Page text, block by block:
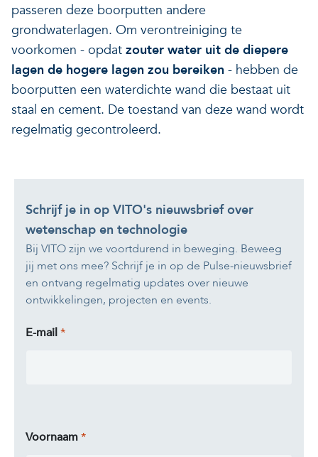
passeren deze boorputten andere
grondwaterlagen. Om verontreiniging te
voorkomen - opdat zouter water uit de diepere
lagen de hogere lagen zou bereiken - hebben de
boorputten een waterdichte wand die bestaat uit
staal en cement. De toestand van deze wand wordt
regelmatig gecontroleerd.
Schrijf je in op VITO's nieuwsbrief over
wetenschap en technologie
Bij VITO zijn we voortdurend in beweging. Beweeg
jij met ons mee? Schrijf je in op de Pulse-nieuwsbrief
en ontvang regelmatig updates over nieuwe
ontwikkelingen, projecten en events.
E-mail
Voornaam